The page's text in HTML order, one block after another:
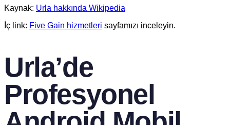
Kaynak: Urla hakkında Wikipedia
İç link: Five Gain hizmetleri sayfamızı inceleyin.
Urla’de
Profesyonel